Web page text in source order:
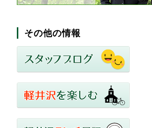
その他の情報